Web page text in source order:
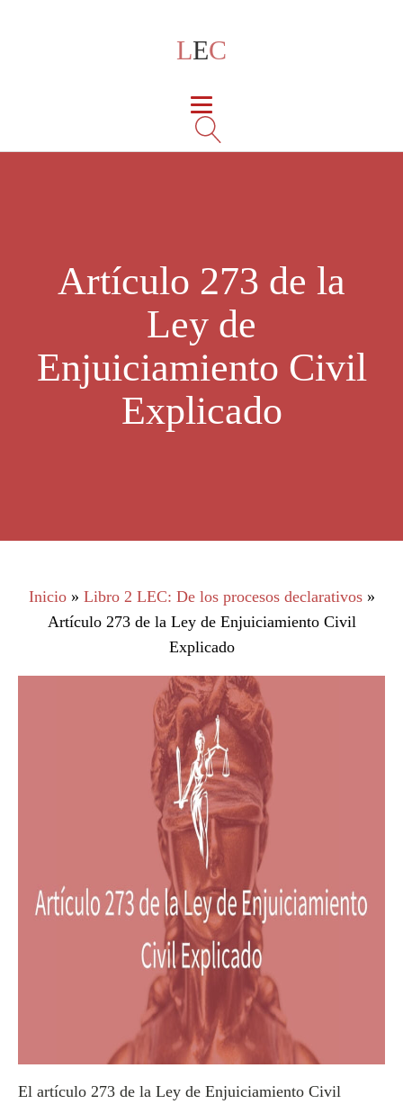
LEC
Artículo 273 de la
Ley de
Enjuiciamiento Civil
Explicado
Inicio» Libro 2 LEC: De los procesos declarativos»
Artículo 273 de la Ley de Enjuiciamiento Civil
Explicado
El artículo 273 de la Ley de Enjuiciamiento Civil